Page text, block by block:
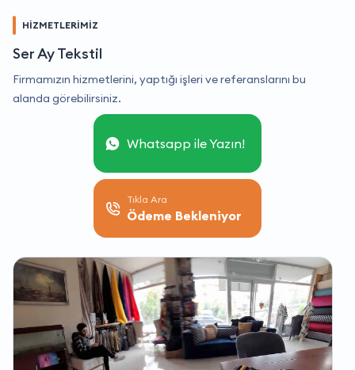
HİZMETLERİMİZ
Ser Ay Tekstil
Firmamızın hizmetlerini, yaptığı işleri ve referanslarını bu
alanda görebilirsiniz.
Whatsapp ile Yazın!
Tıkla Ara
Ödeme Bekleniyor